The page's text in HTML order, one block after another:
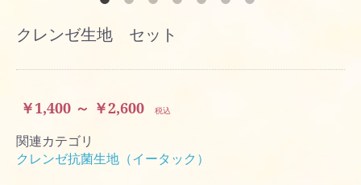
クレンゼ生地 セット
￥1,400 ～ ￥2,600 税込
関連カテゴリ
クレンゼ抗菌生地（イータック）